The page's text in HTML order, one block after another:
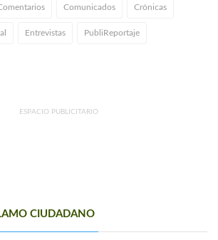
Comunicados Crónicas
Entrevistas PubliReportaje
ESPACIO PUBLICITARIO
CIUDADANO